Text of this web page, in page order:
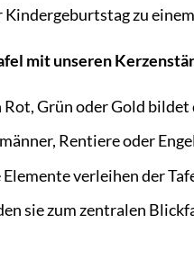
zu
mit unseren
Rot, Grün oder Gold
Rentiere oder
verleihen der
sie zum zentralen